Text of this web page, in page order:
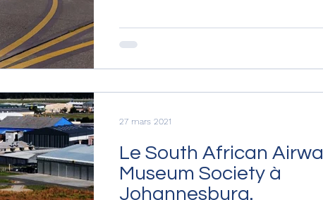
Le South African
Museum Society à
Johannesburg.
27 mars 2021